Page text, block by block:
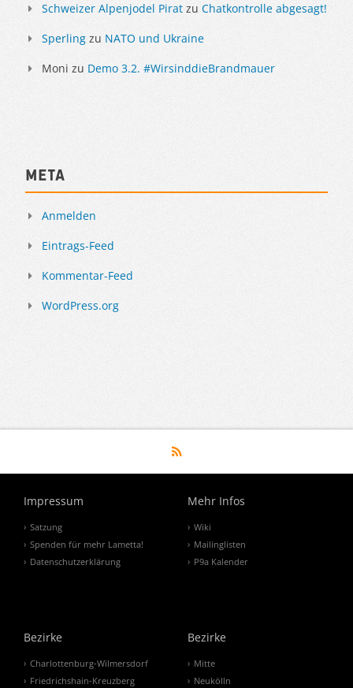
Schweizer Alpenjodel Pirat zu Chatkontrolle abgesagt!
Sperling zu NATO und Ukraine
Moni zu Demo 3.2. #WirsinddieBrandmauer
Meta
Anmelden
Eintrags-Feed
Kommentar-Feed
WordPress.org
Impressum
Satzung
Spenden für mehr Lametta!
Datenschutzerklärung
Mehr Infos
Wiki
Mailinglisten
P9a Kalender
Bezirke
Charlottenburg-Wilmersdorf
Friedrichshain-Kreuzberg
Bezirke
Mitte
Neukölln